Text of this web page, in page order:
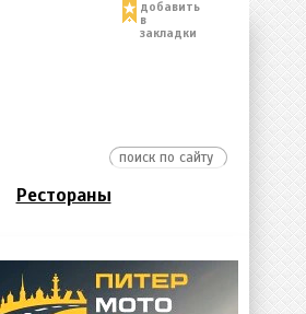
добавить
в
закладки
Рестораны